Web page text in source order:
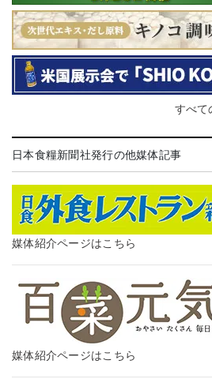
すべて
日本食糧新聞社発行の他媒体記事
媒体紹介ページはこちら
媒体紹介ページはこちら